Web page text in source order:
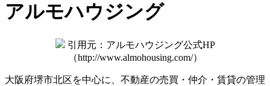
アルモハウジング
引用元：アルモハウジング公式HP
（http://www.almohousing.com/）
大阪府堺市北区を中心に、不動産の売買・仲介・賃貸の管理